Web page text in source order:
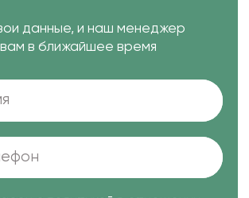
данные, и наш менеджер
в ближайшее время